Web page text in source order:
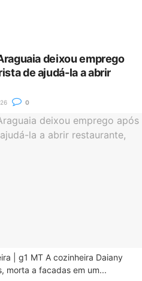
deixou emprego
de ajudá-la a abrir
0
| g1 MT A cozinheira Daiany
morta a facadas em um...